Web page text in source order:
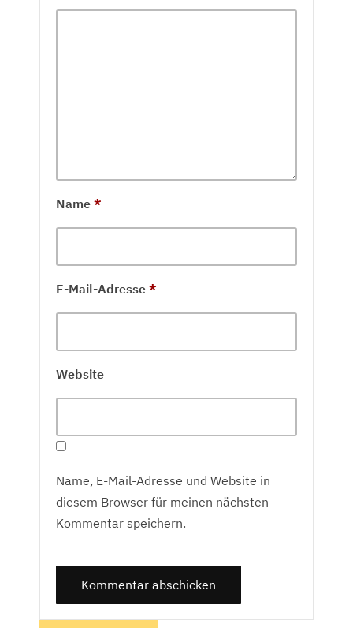
Name *
E-Mail-Adresse *
Website
Name, E-Mail-Adresse und Website in
diesem Browser für meinen nächsten
Kommentar speichern.